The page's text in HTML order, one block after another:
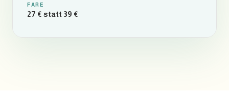
FARE
27 € statt 39 €